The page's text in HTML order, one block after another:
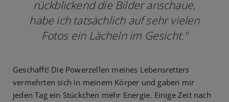
rückblickend die Bilder anschaue,
habe ich tatsächlich auf sehr vielen
Fotos ein Lächeln im Gesicht."
Geschafft! Die Powerzellen meines Lebensretters
vermehrten sich in meinem Körper und gaben mir
jeden Tag ein Stückchen mehr Energie. Einige Zeit nach